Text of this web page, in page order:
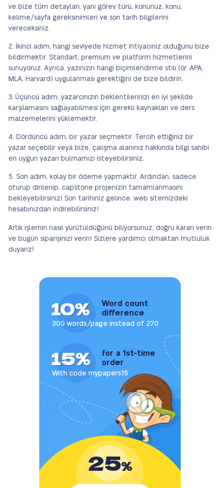
ve bize tüm detayları, yani görev türü, konunuz, konu,
kelime/sayfa gereksinimleri ve son tarih bilgilerini
vereceksiniz.
İkinci adım, hangi seviyede hizmet ihtiyacınız olduğunu bize
bildirmektir. Standart, premium ve platform hizmetlerini
sunuyoruz. Ayrıca, yazınızın hangi biçimlendirme stili (ör. APA,
MLA, Harvard) uygulanması gerektiğini de bize bildirin.
Üçüncü adım, yazarcınızın beklentilerinizi en iyi şekilde
karşılamasını sağlayabilmesi için gerekli kaynakları ve ders
malzemelerini yüklemektir.
Dördüncü adım, bir yazar seçmektir. Tercih ettiğiniz bir
yazar seçebilir veya bize, çalışma alanınız hakkında bilgi sahibi
en uygun yazarı bulmamızı isteyebilirsiniz.
Son adım, kolay bir ödeme yapmaktır. Ardından, sadece
oturup dinlenip, capstone projenizin tamamlanmasını
bekleyebilirsiniz! Son tarihiniz gelince, web sitemizdeki
hesabınızdan indirebilirsiniz!
Artık işlemin nasıl yürütüldüğünü biliyorsunuz, doğru kararı verin
ve bugün siparişinizi verin! Sizlere yardımcı olmaktan mutluluk
duyarız!
10%
Word count
difference
300 words/page instead of 270
15%
for a 1st-time
order
With code mypapers15
25%